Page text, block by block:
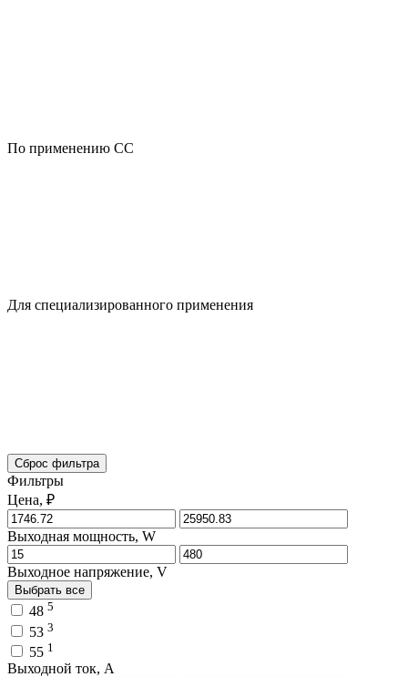
По применению CC
Для специализированного применения
Сброс фильтра
Фильтры
Цена, ₽
Выходная мощность, W
Выходное напряжение, V
Выбрать все
48 5
53 3
55 1
Выходной ток, A